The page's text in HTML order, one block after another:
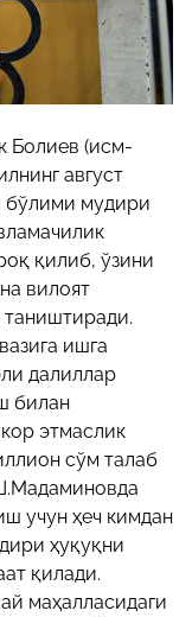
Болиев (исм-
август
бўлими мудири
қилиб, ўзини
вилоят
таништиради.
ишга
далиллар
билан
этмаслик
сўм талаб
учун ҳеч кимдан
ҳуқуқни
қилади.
маҳалласидаги